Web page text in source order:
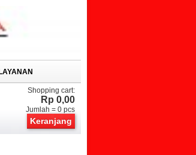
Shopping cart:
Rp 0,00
Jumlah = 0 pcs
Keranjang